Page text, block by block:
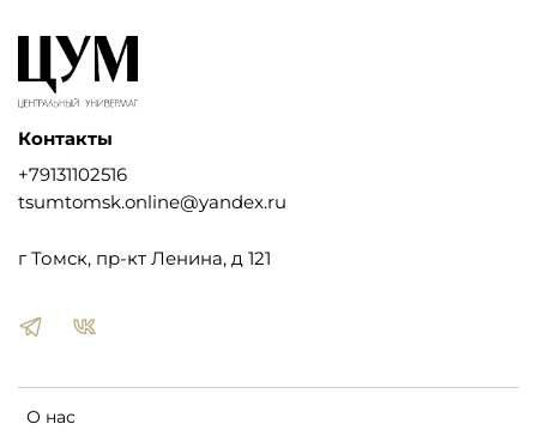
О нас
Контакты
+79131102516
tsumtomsk.online@yandex.ru
г Томск, пр-кт Ленина, д 121